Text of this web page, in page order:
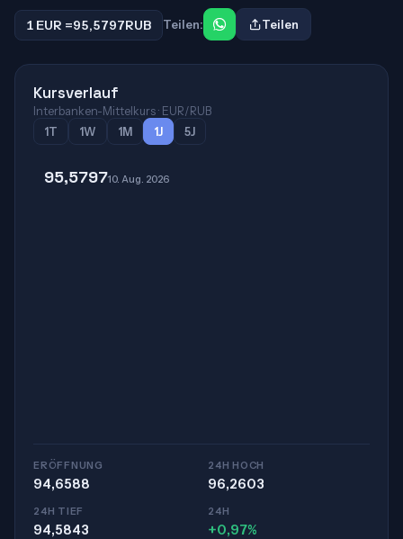
1 EUR =95,5797RUB Teilen: Teilen
Kursverlauf
Interbanken-Mittelkurs · EUR/RUB
1T
1W 1M 1J 5J
95,579710. Aug. 2026
ERÖFFNUNG
94,6588
24H HOCH
96,2603
24H TIEF
94,5843
24H
+0,97%